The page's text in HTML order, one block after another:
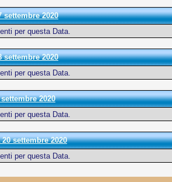
settembre 2020
per questa Data.
settembre 2020
per questa Data.
2020
per questa Data.
settembre 2020
per questa Data.